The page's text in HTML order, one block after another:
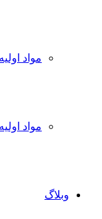
مواد
مواد
وبلاگ